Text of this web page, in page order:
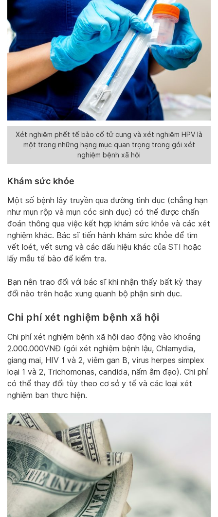
Xét nghiệm phết tế bào cổ tử cung và xét nghiệm HPV là
một trong những hạng mục quan trọng trong gói xét
nghiệm bệnh xã hội
Khám sức khỏe
Một số bệnh lây truyền qua đường tình dục (chẳng hạn
như mụn rộp và mụn cóc sinh dục) có thể được chẩn
đoán thông qua việc kết hợp khám sức khỏe và các xét
nghiệm khác. Bác sĩ tiến hành khám sức khỏe để tìm
vết loét, vết sưng và các dấu hiệu khác của STI hoặc
lấy mẫu tế bào để kiểm tra.
Bạn nên trao đổi với bác sĩ khi nhận thấy bất kỳ thay
đổi nào trên hoặc xung quanh bộ phận sinh dục.
Chi phí xét nghiệm bệnh xã hội
Chi phí xét nghiệm bệnh xã hội dao động vào khoảng
2.000.000VNĐ (gói xét nghiệm bệnh lậu, Chlamydia,
giang mai, HIV 1 và 2, viêm gan B, virus herpes simplex
loại 1 và 2, Trichomonas, candida, nấm âm đạo). Chi phí
có thể thay đổi tùy theo cơ sở y tế và các loại xét
nghiệm bạn thực hiện.